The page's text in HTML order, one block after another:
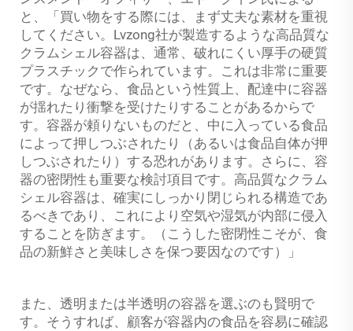
と、「買い物をする際には、まず丈夫な素材を重視
してください。Lvzong社が製造するような高品質な
クラムシェル容器は、通常、破れにくい厚手の硬質
プラスチックで作られています。これは非常に重要
です。なぜなら、食品という性質上、配達中に容器
が揺れたり衝撃を受けたりすることがあるからで
す。容器が頼りないものだと、中に入っている食品
によって押しつぶされたり（あるいは食品自体が押
しつぶされたり）する恐れがあります。さらに、容
器の密閉性も重要な検討項目です。高品質なクラム
シェル容器は、確実にしっかり閉じられる構造であ
るべきであり、これにより空気や湿気が内部に侵入
することを防ぎます。（こうした密閉性こそが、食
品の新鮮さと美味しさを保つ要因なのです）」
また、透明または半透明の容器を選ぶのも賢明で
す。そうすれば、顧客が容器内の食品を容易に確認